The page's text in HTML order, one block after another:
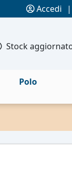
Accedi |
Stock
Polo